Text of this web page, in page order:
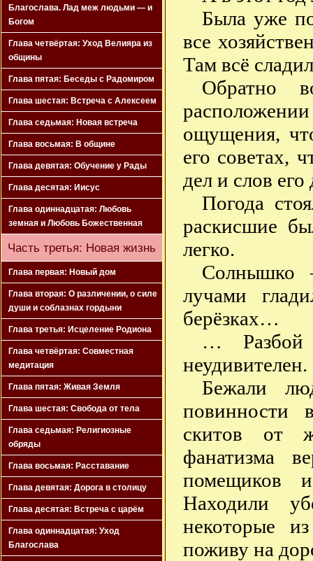
Благослава. Лад меж людьми — и
Богом
Глава четвёртая: Уход Велияра из
общины
Глава пятая: Беседы с Радомиром
Глава шестая: Встреча с Алексеем
Глава седьмая: Новая встреча
Глава восьмая: В общине
Глава девятая: Обучение у Рады
Глава десятая: Иисус
Глава одиннадцатая: Любовь
земная и Любовь Божественная
Часть третья: Новая жизнь
Глава первая: Новый дом
Глава вторая: О различении, о силе
души и соблазнах гордыни
Глава третья: Исцеление Родиона
Глава четвёртая: Совместная
медитация
Глава пятая: Живая Земля
Глава шестая: Свобода от тела
Глава седьмая: Религиозные
обряды
Глава восьмая: Расставание
Глава девятая: Дорога в столицу
Глава десятая: Встреча с царём
Глава одиннадцатая: Уход
Благослава
Была уже
все
Там всё
Обратно
ощущения,
его советах,
дел и слов
Погода
раскисшие
легко.
Солнышко
лучами
берёзках…
…
неудивителен.
Бежали
повинности
скитов от
фанатизма
помещиков
Находили
некоторые
поживу на